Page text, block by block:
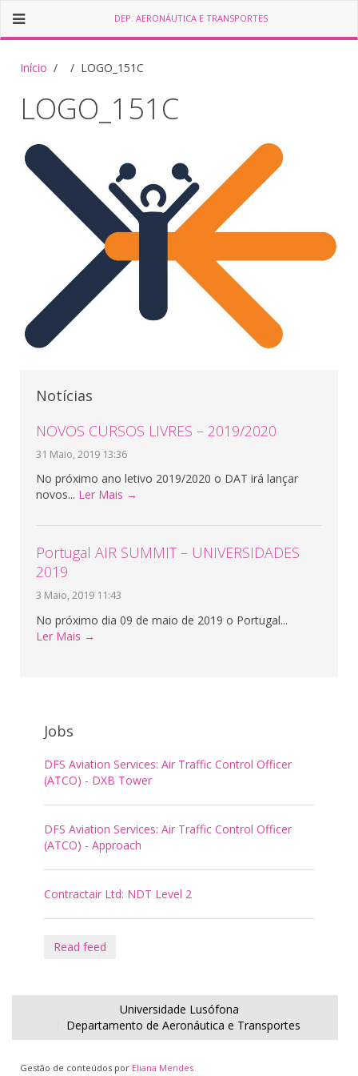
DEP. AERONÁUTICA E TRANSPORTES
Início LOGO_151C
LOGO_151C
Notícias
NOVOS CURSOS LIVRES – 2019/2020
31 Maio, 2019 13:36
No próximo ano letivo 2019/2020 o DAT irá lançar
novos... Ler Mais →
Portugal AIR SUMMIT – UNIVERSIDADES
2019
3 Maio, 2019 11:43
No próximo dia 09 de maio de 2019 o Portugal...
Ler Mais →
Jobs
DFS Aviation Services: Air Traffic Control Officer
(ATCO) - DXB Tower
DFS Aviation Services: Air Traffic Control Officer
(ATCO) - Approach
Contractair Ltd: NDT Level 2
Read feed
Universidade Lusófona
Departamento de Aeronáutica e Transportes
Gestão de conteúdos por Eliana Mendes